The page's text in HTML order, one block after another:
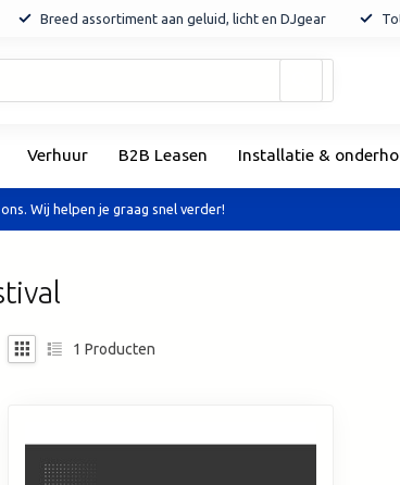
Breed assortiment aan geluid, licht en DJgear
en
een
Verhuur B2B Leasen Installatie &
Wij helpen je graag snel verder!
1 Producten